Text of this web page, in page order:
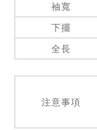
袖寬
下擺
全長
注意事項